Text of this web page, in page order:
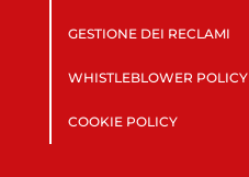
GESTIONE DEI RECLAMI
WHISTLEBLOWER POLICY
COOKIE POLICY